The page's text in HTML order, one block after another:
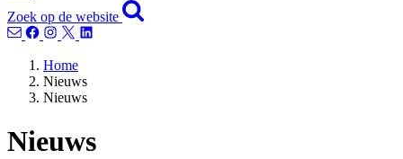
Zoek op de website
Home
Nieuws
Nieuws
Nieuws